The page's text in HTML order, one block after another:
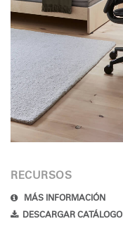
RECURSOS
MÁS INFORMACIÓN
DESCARGAR CATÁLOGO